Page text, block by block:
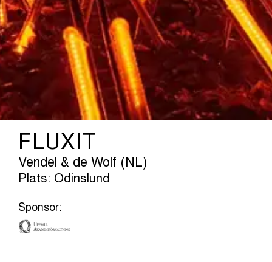
FLUXIT
Vendel & de Wolf (NL)
Plats: Odinslund
Sponsor: